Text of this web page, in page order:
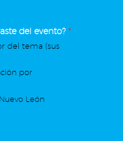
del evento? *
del tema (sus
por
León